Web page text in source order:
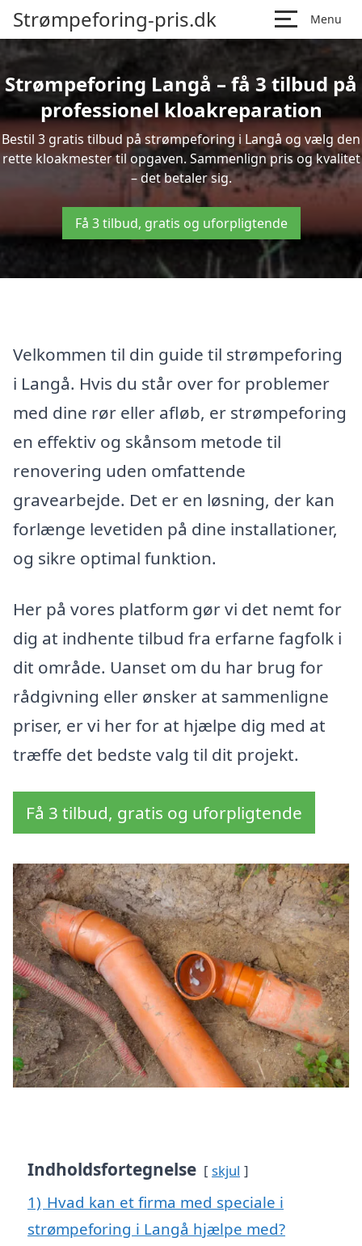
Strømpeforing-pris.dk Menu
Strømpeforing Langå – få 3 tilbud på
professionel kloakreparation
Bestil 3 gratis tilbud på strømpeforing i Langå og vælg den
rette kloakmester til opgaven. Sammenlign pris og kvalitet
– det betaler sig.
Få 3 tilbud, gratis og uforpligtende
Velkommen til din guide til strømpeforing
i Langå. Hvis du står over for problemer
med dine rør eller afløb, er strømpeforing
en effektiv og skånsom metode til
renovering uden omfattende
gravearbejde. Det er en løsning, der kan
forlænge levetiden på dine installationer,
og sikre optimal funktion.
Her på vores platform gør vi det nemt for
dig at indhente tilbud fra erfarne fagfolk i
dit område. Uanset om du har brug for
rådgivning eller ønsker at sammenligne
priser, er vi her for at hjælpe dig med at
træffe det bedste valg til dit projekt.
Få 3 tilbud, gratis og uforpligtende
Indholdsfortegnelse skjul
1) Hvad kan et firma med speciale i
strømpeforing i Langå hjælpe med?